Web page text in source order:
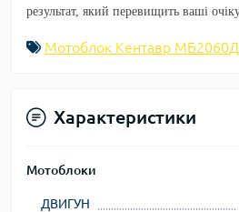
результат, який перевищить ваші
Мотоблок Кентавр МБ2060Д
Характеристики
Мотоблоки
ДВИГУН